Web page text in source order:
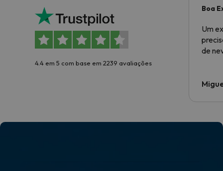
4.4 em 5 com base em 2239 avaliações
Boa
Um
de